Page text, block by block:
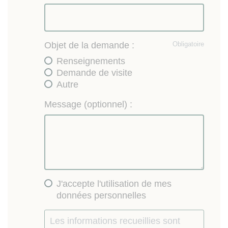
Obligatoire
Objet de la demande :
Renseignements
Demande de visite
Autre
Message (optionnel) :
J'accepte l'utilisation de mes
données personnelles
Les informations recueillies sont